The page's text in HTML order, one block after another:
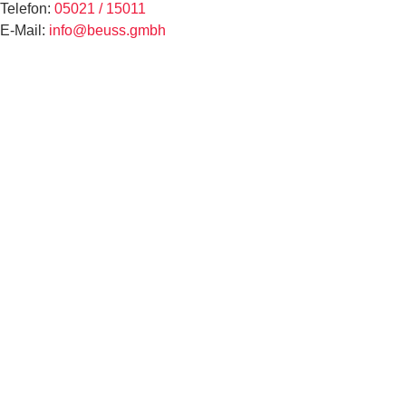
Telefon: 05021 / 15011
E-Mail: info@beuss.gmbh